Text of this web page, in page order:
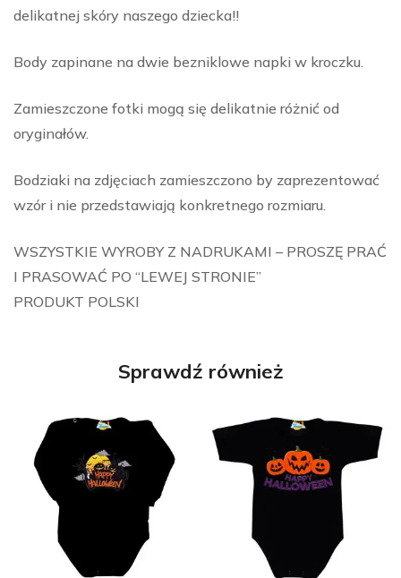
delikatnej skóry naszego dziecka!!
Body zapinane na dwie bezniklowe napki w kroczku.
Zamieszczone fotki mogą się delikatnie różnić od
oryginałów.
Bodziaki na zdjęciach zamieszczono by zaprezentować
wzór i nie przedstawiają konkretnego rozmiaru.
WSZYSTKIE WYROBY Z NADRUKAMI – PROSZĘ PRAĆ
I PRASOWAĆ PO “LEWEJ STRONIE”
PRODUKT POLSKI
Sprawdź również